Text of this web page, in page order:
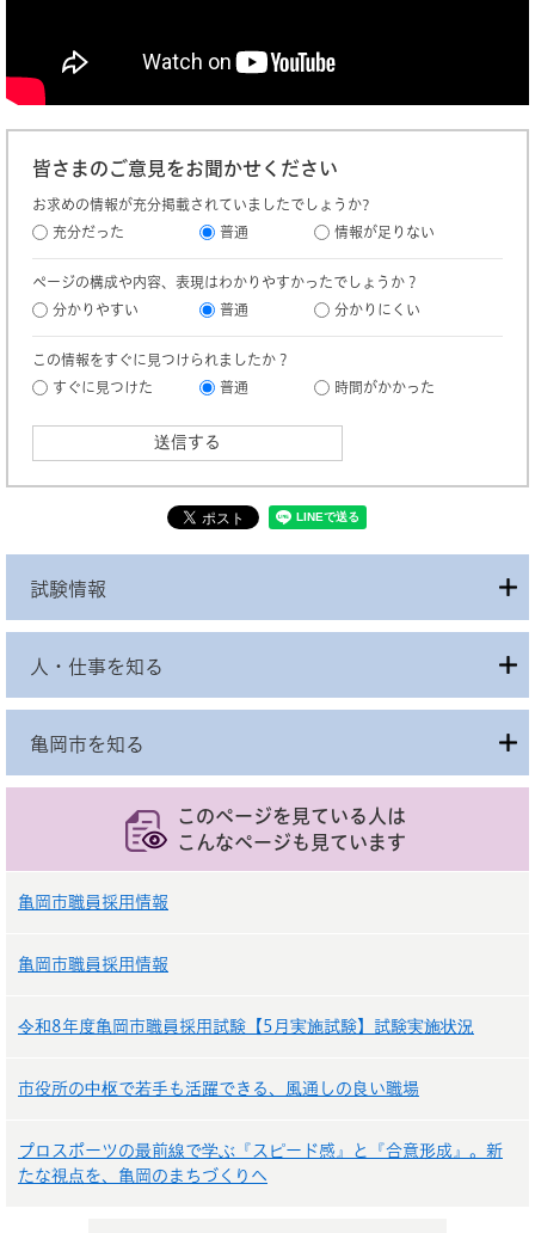
皆さまのご意見をお聞かせください
お求めの情報が充分掲載されていましたでしょうか?
充分だった
普通 情報が足りない
ページの構成や内容、表現はわかりやすかったでしょうか？
分かりやすい
普通 分かりにくい
この情報をすぐに見つけられましたか？
すぐに見つけた
普通 時間がかかった
試験情報
人・仕事を知る
亀岡市を知る
このページを見ている人は
こんなページも見ています
亀岡市職員採用情報
亀岡市職員採用情報
令和8年度亀岡市職員採用試験【5月実施試験】試験実施状況
市役所の中枢で若手も活躍できる、風通しの良い職場
プロスポーツの最前線で学ぶ『スピード感』と『合意形成』。新
たな視点を、亀岡のまちづくりへ